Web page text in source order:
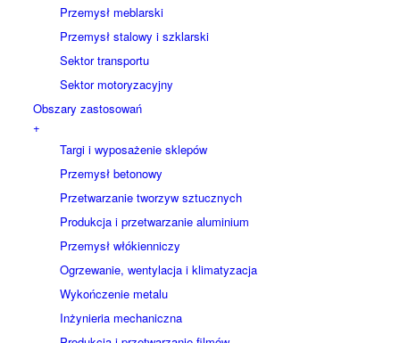
Przemysł meblarski
Przemysł stalowy i szklarski
Sektor transportu
Sektor motoryzacyjny
Obszary zastosowań
+
Targi i wyposażenie sklepów
Przemysł betonowy
Przetwarzanie tworzyw sztucznych
Produkcja i przetwarzanie aluminium
Przemysł włókienniczy
Ogrzewanie, wentylacja i klimatyzacja
Wykończenie metalu
Inżynieria mechaniczna